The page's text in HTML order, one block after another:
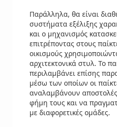
Παράλληλα, θα είναι
συστήματα εξέλιξης
και ο μηχανισμός
επιτρέποντας στους
οικισμούς
αρχιτεκτονικά στυλ. Το
περιλαμβάνει επίσης
μέσω των οποίων οι
αναλαμβάνουν
φήμη τους και να
με διαφορετικές ομάδες.